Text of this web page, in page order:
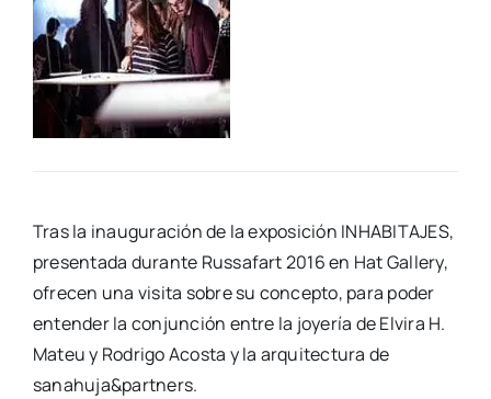
Tras la inau­gu­ra­ción de la expo­si­ción INHABITAJES,
pre­sen­ta­da duran­te Rus­sa­fart 2016 en Hat Gallery,
ofre­cen una visi­ta sobre su con­cep­to, para poder
enten­der la con­jun­ción entre la joye­ría de Elvi­ra H.
Mateu y Rodri­go Acos­ta y la arqui­tec­tu­ra de
sanahuja&partners.